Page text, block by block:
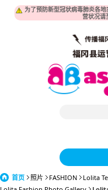
为了预防新型冠状病毒肺炎各
营状况请
首页 照片 FASHION
Lolita